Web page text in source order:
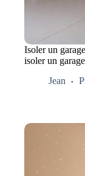
Isoler un
isoler un
Jean